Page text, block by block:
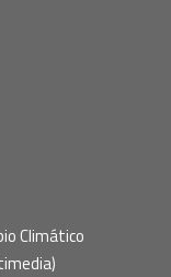
Climático